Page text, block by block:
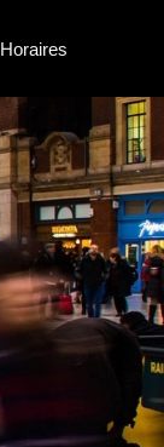
Horaires